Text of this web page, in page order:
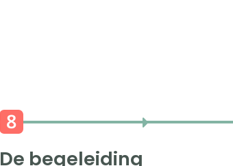
De begeleiding